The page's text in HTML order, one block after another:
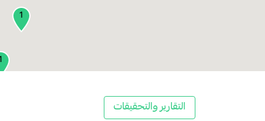
1
التقارير والتحقيقات